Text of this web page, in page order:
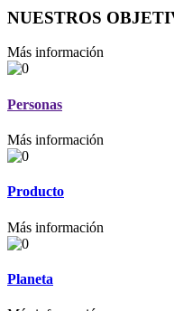
NUESTROS
Más información
Personas
Más información
Producto
Más información
Planeta